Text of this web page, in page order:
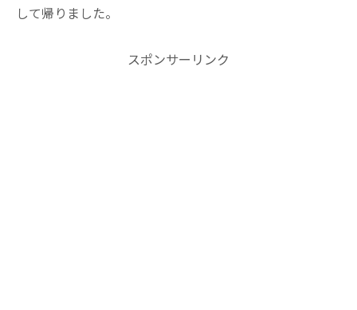
して帰りました。
スポンサーリンク